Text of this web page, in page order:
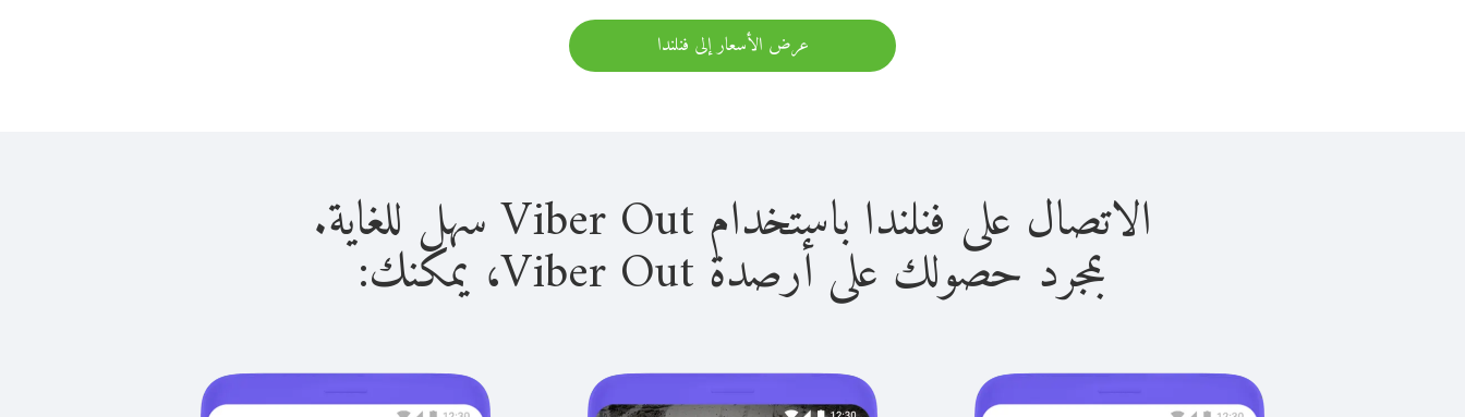
عرض الأسعار إلى فنلندا
الاتصال على فنلندا باستخدام Viber Out سهل للغاية.
بمجرد حصولك على أرصدة Viber Out، يمكنك: